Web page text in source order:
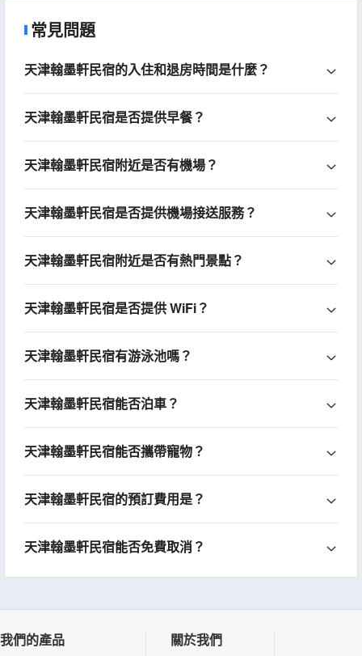
常見問題
天津翰墨軒民宿的入住和退房時間是什麼？
天津翰墨軒民宿是否提供早餐？
天津翰墨軒民宿附近是否有機場？
天津翰墨軒民宿是否提供機場接送服務？
天津翰墨軒民宿附近是否有熱門景點？
天津翰墨軒民宿是否提供 WiFi？
天津翰墨軒民宿有游泳池嗎？
天津翰墨軒民宿能否泊車？
天津翰墨軒民宿能否攜帶寵物？
天津翰墨軒民宿的預訂費用是？
天津翰墨軒民宿能否免費取消？
我們的產品 關於我們